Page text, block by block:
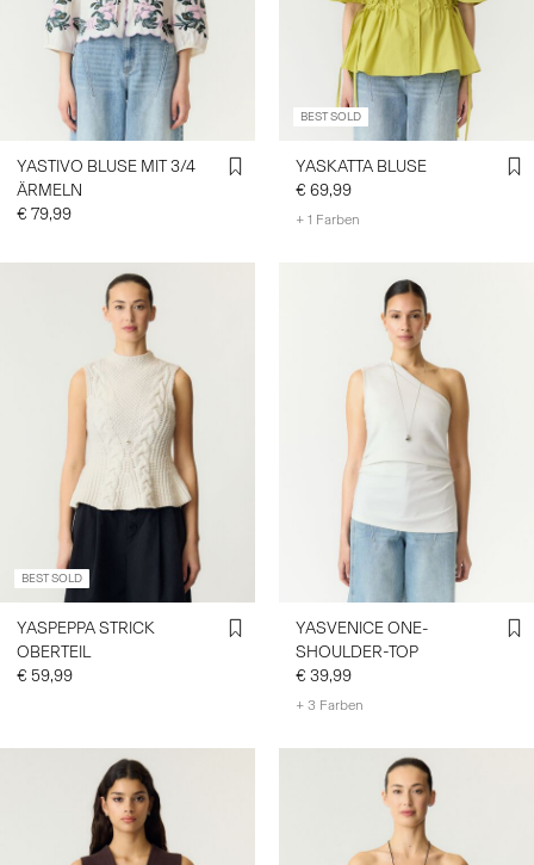
YASTIVO BLUSE MIT 3/4
ÄRMELN
€ 79,99
BEST SOLD
YASKATTA BLUSE
€ 69,99
+ 1 Farben
BEST SOLD
YASPEPPA STRICK
OBERTEIL
€ 59,99
YASVENICE ONE-
SHOULDER-TOP
€ 39,99
+ 3 Farben